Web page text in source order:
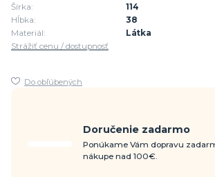
Šírka:
114
Hĺbka:
38
Materiál:
Látka
Strážiť cenu / dostupnosť
Do obľúbených
Doručenie zadarmo
Ponúkame Vám dopravu
nákupe nad 100€.